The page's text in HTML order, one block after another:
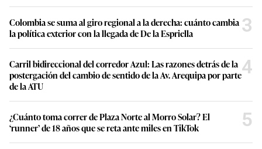
Colombia se suma al giro regional a la derecha: cuánto cambia
la política exterior con la llegada de De la Espriella
3
Carril bidireccional del corredor Azul: Las razones detrás de la
postergación del cambio de sentido de la Av. Arequipa por parte
de la ATU
4
¿Cuánto toma correr de Plaza Norte al Morro Solar? El
‘runner’ de 18 años que se reta ante miles en TikTok
5